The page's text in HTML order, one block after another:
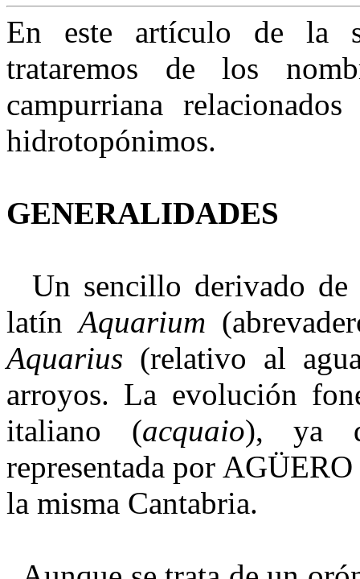
En este artículo de la
trataremos de los
campurriana
hidrotopónimos.
GENERALIDADES
Un sencillo derivado
latínAquarium
Aquarius (relativo al
arroyos. La evolución
italiano (acquaio), ya
representada por
la misma Cantabria.